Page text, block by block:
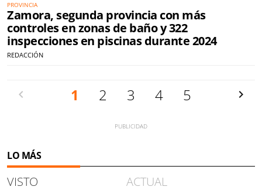
PROVINCIA
Zamora, segunda provincia con más
controles en zonas de baño y 322
inspecciones en piscinas durante 2024
REDACCIÓN
1 2 3 4 5
LO MÁS
VISTO ACTUAL